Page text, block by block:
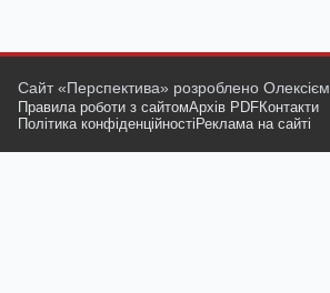
Сайт «Перспектива» розроблено Олексієм
Правила роботи з сайтомАрхів PDFКонтакти
Політика конфіденційності Реклама на сайті